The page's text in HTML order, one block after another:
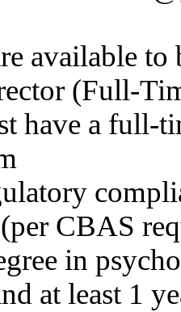
available to
(Full-
have a full-
CBAS
in
at least 1